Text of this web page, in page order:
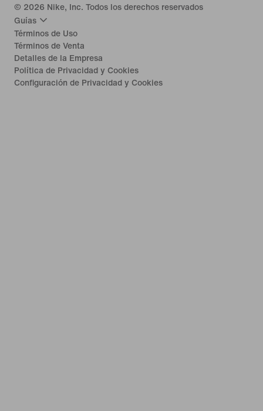
© 2026 Nike, Inc. Todos los derechos reservados
Guías
Términos de Uso
Términos de Venta
Detalles de la Empresa
Política de Privacidad y Cookies
Configuración de Privacidad y Cookies